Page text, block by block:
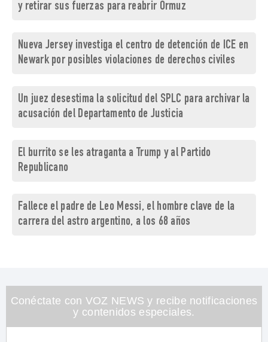
y retirar sus fuerzas para reabrir Ormuz
Nueva Jersey investiga el centro de detención de ICE en
Newark por posibles violaciones de derechos civiles
Un juez desestima la solicitud del SPLC para archivar la
acusación del Departamento de Justicia
El burrito se les atraganta a Trump y al Partido
Republicano
Fallece el padre de Leo Messi, el hombre clave de la
carrera del astro argentino, a los 68 años
Conéctate con VOZ NEWS y recibe notificaciones
y contenidos especiales.